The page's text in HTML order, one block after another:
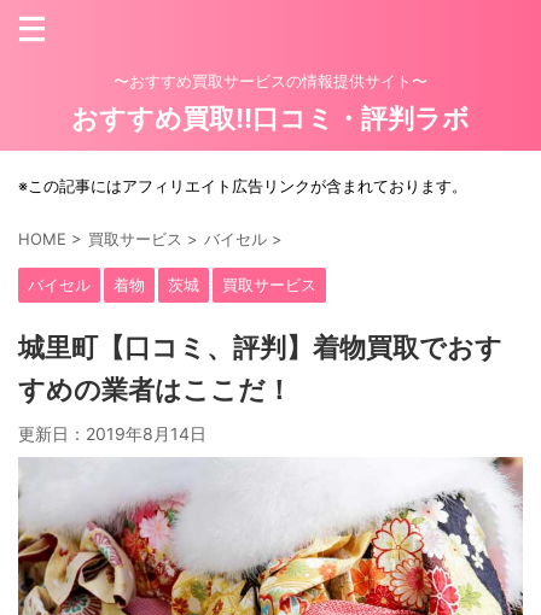
〜おすすめ買取サービスの情報提供サイト〜
おすすめ買取!!口コミ・評判ラボ
※この記事にはアフィリエイト広告リンクが含まれております。
HOME > 買取サービス > バイセル >
バイセル 着物 茨城 買取サービス
城里町【口コミ、評判】着物買取でおす
すめの業者はここだ！
更新日： 2019年8月14日